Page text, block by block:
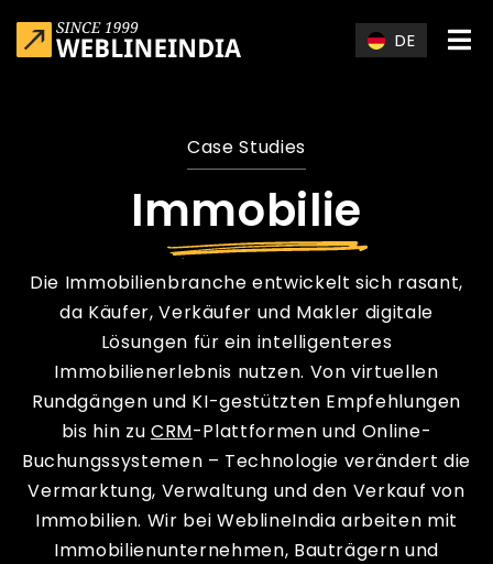
DE
Case Studies
Immobilie
Die Immobilienbranche entwickelt sich rasant,
da Käufer, Verkäufer und Makler digitale
Lösungen für ein intelligenteres
Immobilienerlebnis nutzen. Von virtuellen
Rundgängen und KI-gestützten Empfehlungen
bis hin zu CRM-Plattformen und Online-
Buchungssystemen – Technologie verändert die
Vermarktung, Verwaltung und den Verkauf von
Immobilien. Wir bei WeblineIndia arbeiten mit
Immobilienunternehmen, Bauträgern und